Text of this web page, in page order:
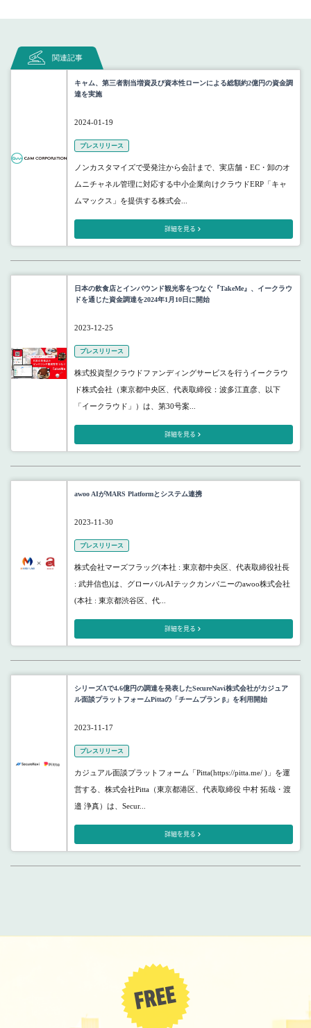
関連記事
キャム、第三者割当増資及び資本性ローンによる総額約2億円の資金調
達を実施
2024-01-19
プレスリリース
ノンカスタマイズで受発注から会計まで、実店舗・EC・卸のオ
ムニチャネル管理に対応する中小企業向けクラウドERP「キャ
ムマックス」を提供する株式会...
詳細を見る
日本の飲食店とインバウンド観光客をつなぐ『TakeMe』、イークラウ
ドを通じた資金調達を2024年1月10日に開始
2023-12-25
プレスリリース
株式投資型クラウドファンディングサービスを行うイークラウ
ド株式会社（東京都中央区、代表取締役：波多江直彦、以下
「イークラウド」）は、第30号案...
詳細を見る
awoo AIがMARS Platformとシステム連携
2023-11-30
プレスリリース
株式会社マーズフラッグ(本社 : 東京都中央区、代表取締役社長
: 武井信也)は、グローバルAIテックカンパニーのawoo株式会社
(本社 : 東京都渋谷区、代...
詳細を見る
シリーズAで4.6億円の調達を発表したSecureNavi株式会社がカジュア
ル面談プラットフォームPittaの「チームプラン β」を利用開始
2023-11-17
プレスリリース
カジュアル面談プラットフォーム「Pitta(https://pitta.me/ )」を運
営する、株式会社Pitta（東京都港区、代表取締役 中村 拓哉・渡
邉 浄真）は、Secur...
詳細を見る